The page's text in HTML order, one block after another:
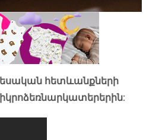
հետևանքների